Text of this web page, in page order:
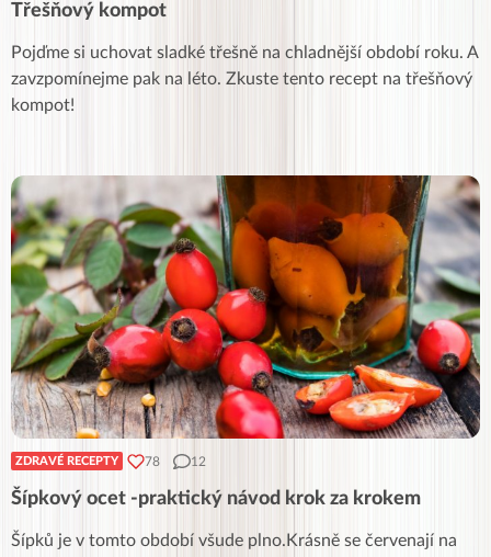
Třešňový kompot
Pojďme si uchovat sladké třešně na chladnější období roku. A
zavzpomínejme pak na léto. Zkuste tento recept na třešňový
kompot!
ZDRAVÉ RECEPTY 78 12
Šípkový ocet -praktický návod krok za krokem
Šípků je v tomto období všude plno.Krásně se červenají na